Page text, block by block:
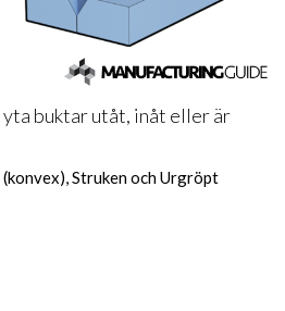
buktar utåt, inåt eller är
(konvex), Struken och Urgröpt